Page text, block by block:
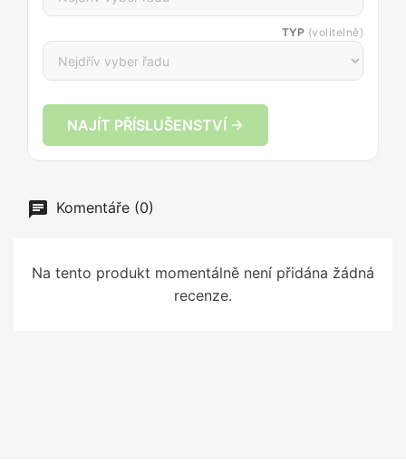
TYP (volitelně)
NAJÍT PŘÍSLUŠENSTVÍ →
Komentáře (0)
Na tento produkt momentálně není přidána žádná
recenze.